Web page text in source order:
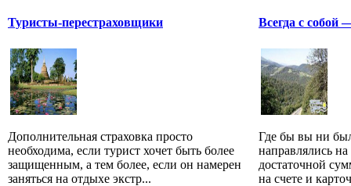
Туристы-перестраховщики
Дополнительная страховка просто
необходима, если турист хочет быть более
защищенным, а тем более, если он намерен
заняться на отдыхе экстр...
Всегда с собой
Где бы вы ни
направлялись
достаточной
на счете и